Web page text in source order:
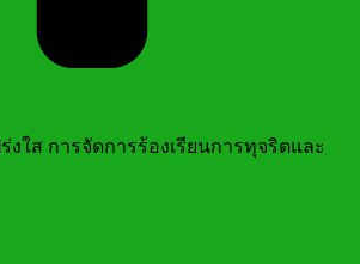
งใส การจัดการร้องเรียนการทุจริตและ